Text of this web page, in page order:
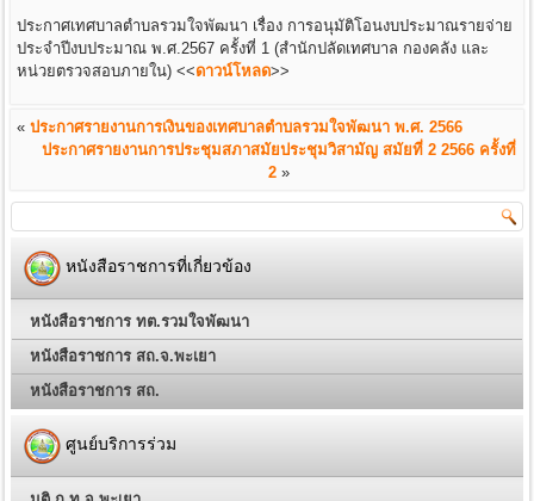
ประกาศเทศบาลตำบลรวมใจพัฒนา เรื่อง การอนุมัติโอนงบประมาณรายจ่าย
ประจำปีงบประมาณ พ.ศ.2567 ครั้งที่ 1 (สำนักปลัดเทศบาล กองคลัง และ
หน่วยตรวจสอบภายใน)<<ดาวน์โหลด>>
«ประกาศรายงานการเงินของเทศบาลตำบลรวมใจพัฒนา พ.ศ. 2566
ประกาศรายงานการประชุมสภาสมัยประชุมวิสามัญ สมัยที่ 2 2566 ครั้งที่
2»
หนังสือราชการที่เกี่ยวข้อง
หนังสือราชการ ทต.รวมใจพัฒนา
หนังสือราชการ สถ.จ.พะเยา
หนังสือราชการ สถ.
ศูนย์บริการร่วม